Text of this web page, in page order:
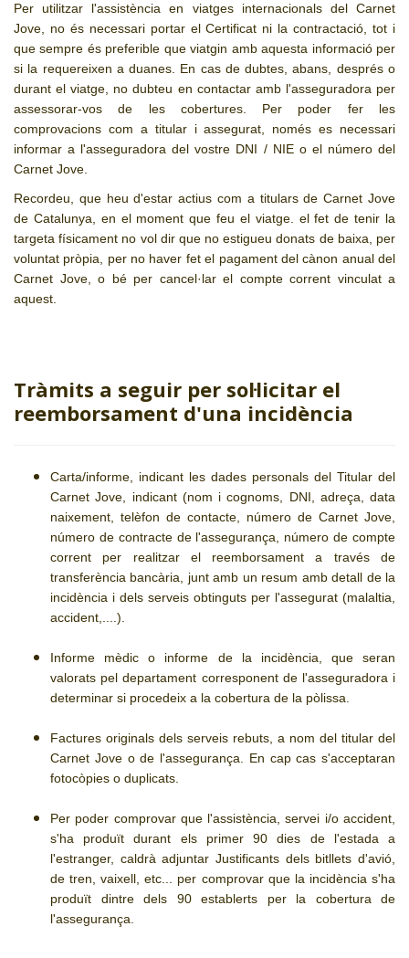
Per utilitzar l'assistència en viatges internacionals del Carnet
Jove, no és necessari portar el Certificat ni la contractació, tot i
que sempre és preferible que viatgin amb aquesta informació per
si la requereixen a duanes. En cas de dubtes, abans, després o
durant el viatge, no dubteu en contactar amb l'asseguradora per
assessorar-vos de les cobertures. Per poder fer les
comprovacions com a titular i assegurat, només es necessari
informar a l'asseguradora del vostre DNI / NIE o el número del
Carnet Jove.
Recordeu, que heu d'estar actius com a titulars de Carnet Jove
de Catalunya, en el moment que feu el viatge. el fet de tenir la
targeta físicament no vol dir que no estigueu donats de baixa, per
voluntat pròpia, per no haver fet el pagament del cànon anual del
Carnet Jove, o bé per cancel·lar el compte corrent vinculat a
aquest.
Tràmits a seguir per sol·licitar el
reemborsament d'una incidència
Carta/informe, indicant les dades personals del Titular del
Carnet Jove, indicant (nom i cognoms, DNI, adreça, data
naixement, telèfon de contacte, número de Carnet Jove,
número de contracte de l'assegurança, número de compte
corrent per realitzar el reemborsament a través de
transferència bancària, junt amb un resum amb detall de la
incidència i dels serveis obtinguts per l'assegurat (malaltia,
accident,....).
Informe mèdic o informe de la incidència, que seran
valorats pel departament corresponent de l'asseguradora i
determinar si procedeix a la cobertura de la pòlissa.
Factures originals dels serveis rebuts, a nom del titular del
Carnet Jove o de l'assegurança. En cap cas s'acceptaran
fotocòpies o duplicats.
Per poder comprovar que l'assistència, servei i/o accident,
s'ha produït durant els primer 90 dies de l'estada a
l'estranger, caldrà adjuntar Justificants dels bitllets d'avió,
de tren, vaixell, etc... per comprovar que la incidència s'ha
produït dintre dels 90 establerts per la cobertura de
l'assegurança.